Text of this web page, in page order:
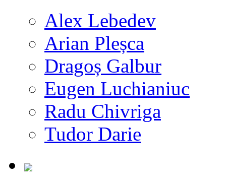
Alex Lebedev
Arian Pleșca
Dragoș Galbur
Eugen Luchianiuc
Radu Chivriga
Tudor Darie